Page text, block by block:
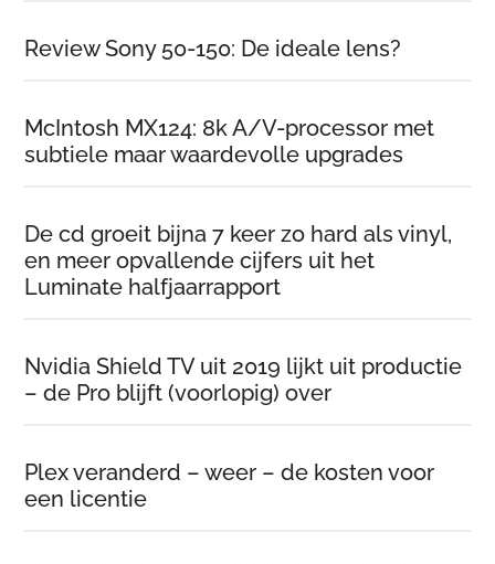
Review Sony 50-150: De ideale lens?
McIntosh MX124: 8k A/V-processor met
subtiele maar waardevolle upgrades
De cd groeit bijna 7 keer zo hard als vinyl,
en meer opvallende cijfers uit het
Luminate halfjaarrapport
Nvidia Shield TV uit 2019 lijkt uit productie
– de Pro blijft (voorlopig) over
Plex veranderd – weer – de kosten voor
een licentie